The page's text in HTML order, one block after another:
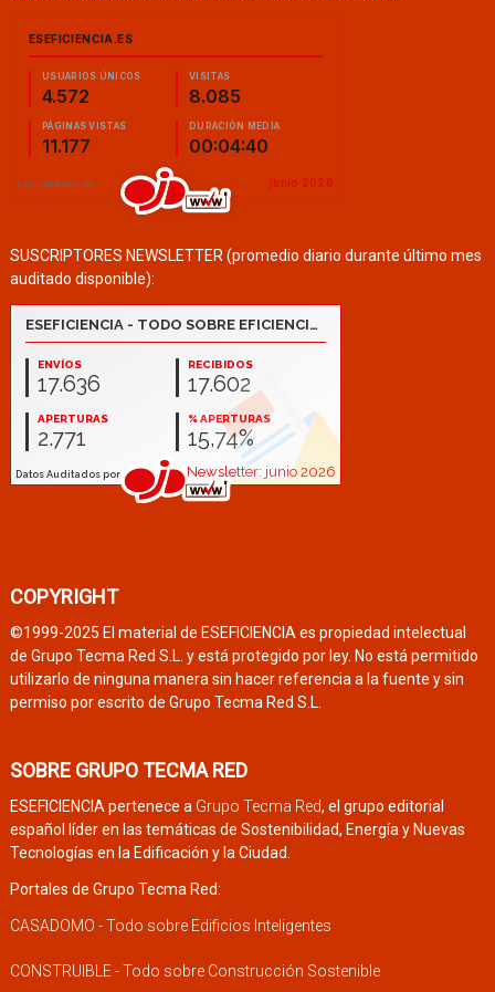
SUSCRIPTORES NEWSLETTER (promedio diario durante último mes
auditado disponible):
COPYRIGHT
©1999-2025 El material de ESEFICIENCIA es propiedad intelectual
de Grupo Tecma Red S.L. y está protegido por ley. No está permitido
utilizarlo de ninguna manera sin hacer referencia a la fuente y sin
permiso por escrito de Grupo Tecma Red S.L.
SOBRE GRUPO TECMA RED
ESEFICIENCIA pertenece a Grupo Tecma Red, el grupo editorial
español líder en las temáticas de Sostenibilidad, Energía y Nuevas
Tecnologías en la Edificación y la Ciudad.
Portales de Grupo Tecma Red:
CASADOMO - Todo sobre Edificios Inteligentes
CONSTRUIBLE - Todo sobre Construcción Sostenible